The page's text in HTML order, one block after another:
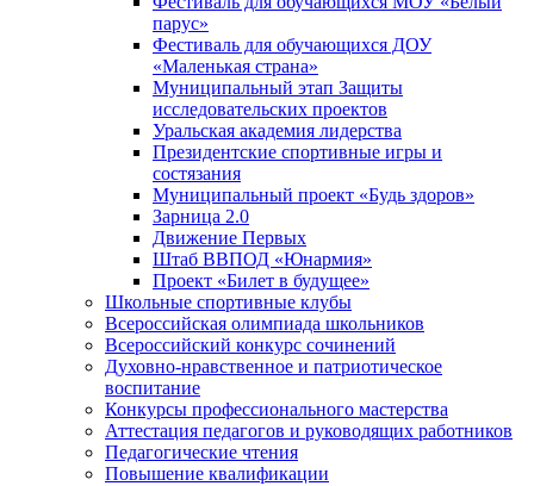
парус»
Фестиваль для обучающихся ДОУ
«Маленькая страна»
Муниципальный этап Защиты
исследовательских проектов
Уральская академия лидерства
Президентские спортивные игры и
состязания
Муниципальный проект «Будь здоров»
Зарница 2.0
Движение Первых
Штаб ВВПОД «Юнармия»
Проект «Билет в будущее»
Школьные спортивные клубы
Всероссийская олимпиада школьников
Всероссийский конкурс сочинений
Духовно-нравственное и патриотическое
воспитание
Конкурсы профессионального мастерства
Аттестация педагогов и руководящих работников
Педагогические чтения
Повышение квалификации